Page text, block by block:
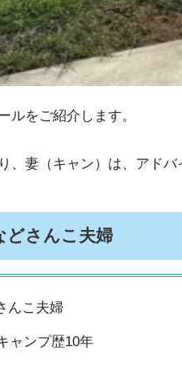
ルをご紹介します。
妻（キャン）は、アドバ
どさんこ夫婦
んこ夫婦
ャンプ歴10年